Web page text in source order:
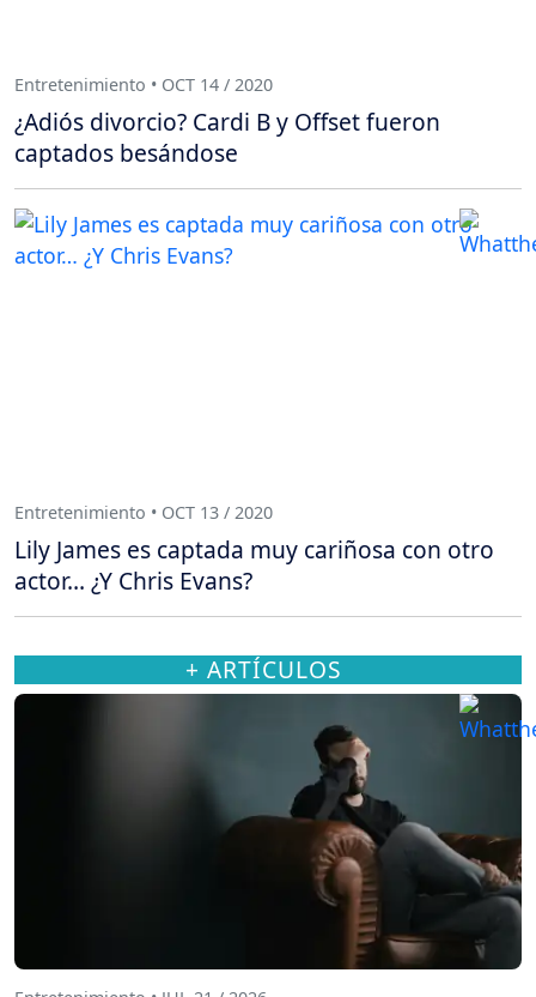
Entretenimiento • OCT 14 / 2020
¿Adiós divorcio? Cardi B y Offset fueron
captados besándose
Entretenimiento • OCT 13 / 2020
Lily James es captada muy cariñosa con otro
actor… ¿Y Chris Evans?
+ ARTÍCULOS